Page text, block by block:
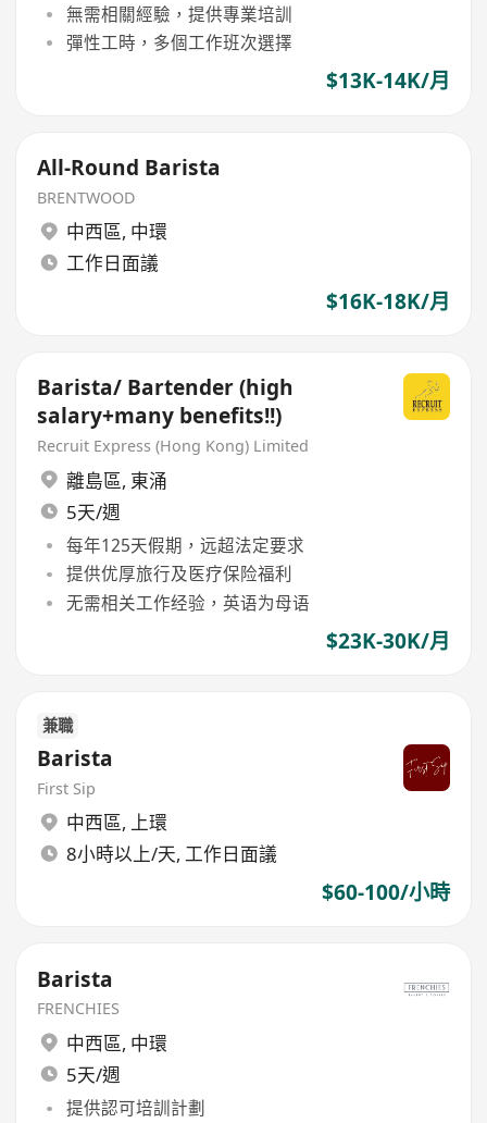
無需相關經驗，提供專業培訓
彈性工時，多個工作班次選擇
$13K-14K/月
All-Round Barista
BRENTWOOD
中西區, 中環
工作日面議
$16K-18K/月
Barista/ Bartender (high
salary+many benefits!!)
Recruit Express (Hong Kong) Limited
離島區, 東涌
5天/週
每年125天假期，远超法定要求
提供优厚旅行及医疗保险福利
无需相关工作经验，英语为母语
$23K-30K/月
兼職
Barista
First Sip
中西區, 上環
8小時以上/天, 工作日面議
$60-100/小時
Barista
FRENCHIES
中西區, 中環
5天/週
提供認可培訓計劃